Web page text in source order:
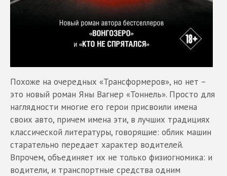
Похоже на очередных «Трансформеров», но нет –
это новый роман Яны Вагнер «Тоннель». Просто для
наглядности многие его герои присвоили имена
своих авто, причем имена эти, в лучших традициях
классической литературы, говорящие: облик машин
старательно передает характер водителей.
Впрочем, объединяет их не только физиогномика: и
водители, и транспортные средства одним